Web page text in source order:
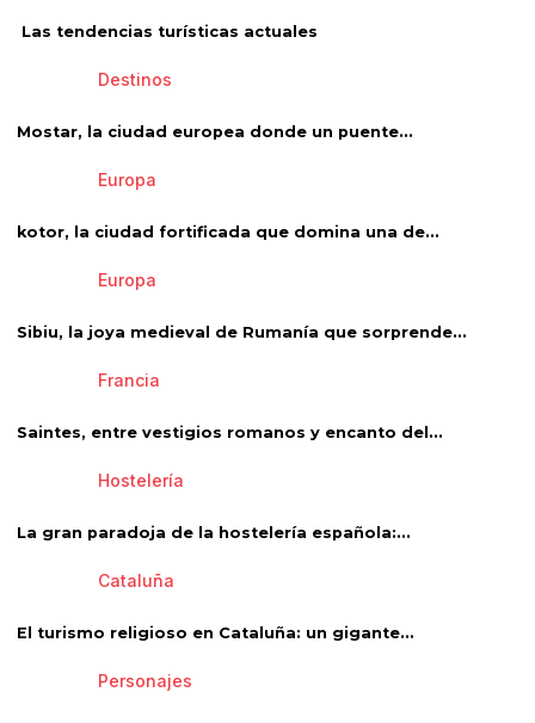
Las tendencias turísticas actuales
Destinos
Mostar, la ciudad europea donde un puente...
Europa
kotor, la ciudad fortificada que domina una de...
Europa
Sibiu, la joya medieval de Rumanía que sorprende...
Francia
Saintes, entre vestigios romanos y encanto del...
Hostelería
La gran paradoja de la hostelería española:...
Cataluña
El turismo religioso en Cataluña: un gigante...
Personajes